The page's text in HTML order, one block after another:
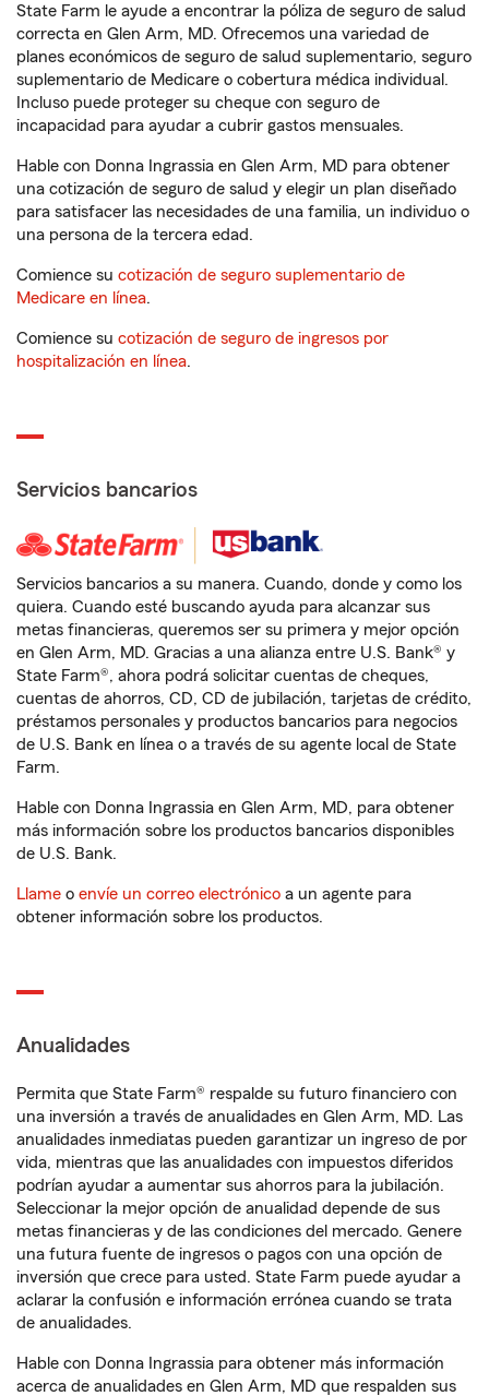
State Farm le ayude a encontrar la póliza de seguro de salud
correcta en Glen Arm, MD. Ofrecemos una variedad de
planes económicos de seguro de salud suplementario, seguro
suplementario de Medicare o cobertura médica individual.
Incluso puede proteger su cheque con seguro de
incapacidad para ayudar a cubrir gastos mensuales.
Hable con Donna Ingrassia en Glen Arm, MD para obtener
una cotización de seguro de salud y elegir un plan diseñado
para satisfacer las necesidades de una familia, un individuo o
una persona de la tercera edad.
Comience su cotización de seguro suplementario de
Medicare en línea.
Comience su cotización de seguro de ingresos por
hospitalización en línea.
Servicios bancarios
Servicios bancarios a su manera. Cuando, donde y como los
quiera. Cuando esté buscando ayuda para alcanzar sus
metas financieras, queremos ser su primera y mejor opción
en Glen Arm, MD. Gracias a una alianza entre U.S. Bank® y
State Farm®, ahora podrá solicitar cuentas de cheques,
cuentas de ahorros, CD, CD de jubilación, tarjetas de crédito,
préstamos personales y productos bancarios para negocios
de U.S. Bank en línea o a través de su agente local de State
Farm.
Hable con Donna Ingrassia en Glen Arm, MD, para obtener
más información sobre los productos bancarios disponibles
de U.S. Bank.
Llame o envíe un correo electrónico a un agente para
obtener información sobre los productos.
Anualidades
Permita que State Farm® respalde su futuro financiero con
una inversión a través de anualidades en Glen Arm, MD. Las
anualidades inmediatas pueden garantizar un ingreso de por
vida, mientras que las anualidades con impuestos diferidos
podrían ayudar a aumentar sus ahorros para la jubilación.
Seleccionar la mejor opción de anualidad depende de sus
metas financieras y de las condiciones del mercado. Genere
una futura fuente de ingresos o pagos con una opción de
inversión que crece para usted. State Farm puede ayudar a
aclarar la confusión e información errónea cuando se trata
de anualidades.
Hable con Donna Ingrassia para obtener más información
acerca de anualidades en Glen Arm, MD que respalden sus